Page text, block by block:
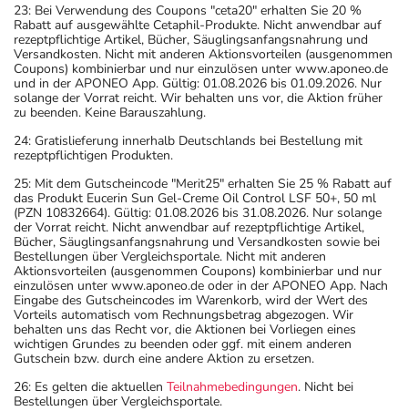
Aufbewahrung
Aufbewahrung
Das Arzneimittel muss vor Hitze geschützt aufbewahrt
Wichtige Hinweise
Was sollten Sie beachten?
- Vorsicht: Das Reaktionsvermögen kann auch bei
bestimmungsgemäßem Gebrauch beeinträchtigt sein.
Achten Sie vor allem darauf, wenn Sie am Straßenverkehr
teilnehmen oder Maschinen (auch im Haushalt) bedienen,
mit denen Sie sich verletzen können.
- Vorsicht: Vermeiden Sie die Einnahme von Alkohol.
- Vorsicht: Patienten mit Engwinkelglaukom haben ein
erhöhtes Risiko - besonderes im akuten Anfall.
- Durch plötzliches Absetzen können Probleme oder
Beschwerden auftreten. Deshalb sollte die Behandlung
23: Bei Verwendung des Coupons "ceta20" erhalten Sie 20 %
Rabatt auf ausgewählte Cetaphil-Produkte. Nicht anwendbar auf
rezeptpflichtige Artikel, Bücher, Säuglingsanfangsnahrung und
Versandkosten. Nicht mit anderen Aktionsvorteilen (ausgenommen
Coupons) kombinierbar und nur einzulösen unter www.aponeo.de
und in der APONEO App. Gültig: 01.08.2026 bis 01.09.2026. Nur
solange der Vorrat reicht. Wir behalten uns vor, die Aktion früher
zu beenden. Keine Barauszahlung.
24: Gratislieferung innerhalb Deutschlands bei Bestellung mit
rezeptpflichtigen Produkten.
25: Mit dem Gutscheincode "Merit25" erhalten Sie 25 % Rabatt auf
das Produkt Eucerin Sun Gel-Creme Oil Control LSF 50+, 50 ml
(PZN 10832664). Gültig: 01.08.2026 bis 31.08.2026. Nur solange
der Vorrat reicht. Nicht anwendbar auf rezeptpflichtige Artikel,
Bücher, Säuglingsanfangsnahrung und Versandkosten sowie bei
Bestellungen über Vergleichsportale. Nicht mit anderen
Aktionsvorteilen (ausgenommen Coupons) kombinierbar und nur
einzulösen unter www.aponeo.de oder in der APONEO App. Nach
Eingabe des Gutscheincodes im Warenkorb, wird der Wert des
Vorteils automatisch vom Rechnungsbetrag abgezogen. Wir
behalten uns das Recht vor, die Aktionen bei Vorliegen eines
wichtigen Grundes zu beenden oder ggf. mit einem anderen
Gutschein bzw. durch eine andere Aktion zu ersetzen.
26: Es gelten die aktuellen Teilnahmebedingungen. Nicht bei
Bestellungen über Vergleichsportale.